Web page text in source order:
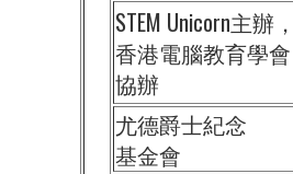
STEM Unicorn主辦，
香港電腦教育學會
協辦
尤德爵士紀念
基金會